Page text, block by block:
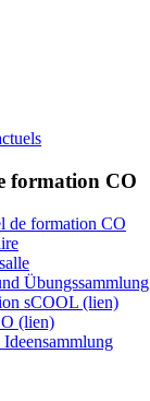
formation CO
de formation CO
Übungssammlung
sCOOL (lien)
(lien)